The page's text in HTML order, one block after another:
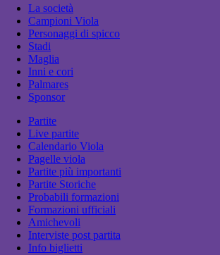
La società
Campioni Viola
Personaggi di spicco
Stadi
Maglia
Inni e cori
Palmares
Sponsor
Partite
Live partite
Calendario Viola
Pagelle viola
Partite più importanti
Partite Storiche
Probabili formazioni
Formazioni ufficiali
Amichevoli
Interviste post partita
Info biglietti